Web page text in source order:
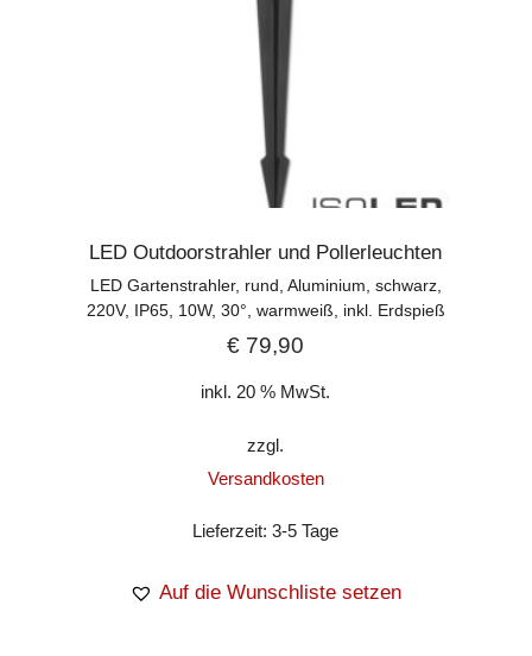
LED Outdoorstrahler und Pollerleuchten
LED Gartenstrahler, rund, Aluminium, schwarz,
220V, IP65, 10W, 30°, warmweiß, inkl. Erdspieß
€ 79,90
inkl. 20 % MwSt.
zzgl.
Versandkosten
Lieferzeit:3-5 Tage
Auf die Wunschliste setzen